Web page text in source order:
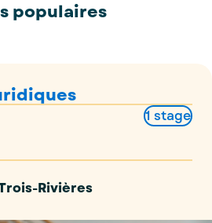
populaires
1 stage
Rivières